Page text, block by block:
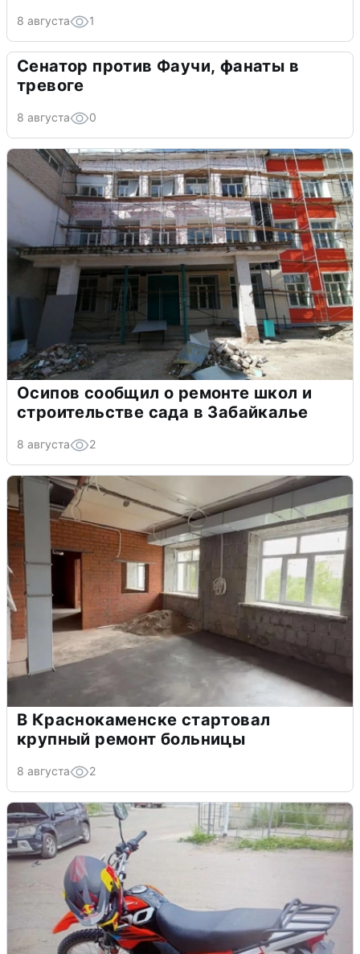
8 августа 1
Сенатор против Фаучи, фанаты в
тревоге
8 августа 0
Осипов сообщил о ремонте школ и
строительстве сада в Забайкалье
8 августа 2
В Краснокаменске стартовал
крупный ремонт больницы
8 августа 2